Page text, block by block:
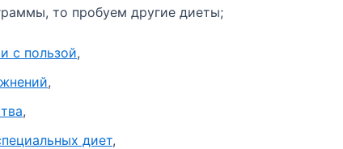
то пробуем другие диеты;
с пользой,
,
,
диет,